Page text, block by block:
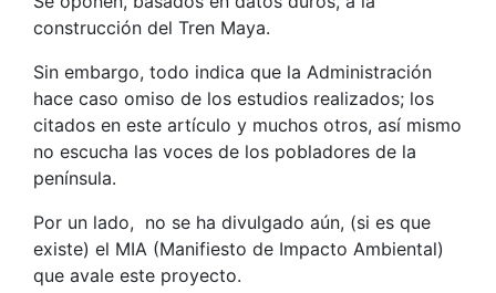
construcción del Tren Maya.
Sin embargo, todo indica que la Administración
hace caso omiso de los estudios realizados; los
citados en este artículo y muchos otros, así mismo
no escucha las voces de los pobladores de la
península.
Por un lado, no se ha divulgado aún, (si es que
existe) el MIA (Manifiesto de Impacto Ambiental)
que avale este proyecto.